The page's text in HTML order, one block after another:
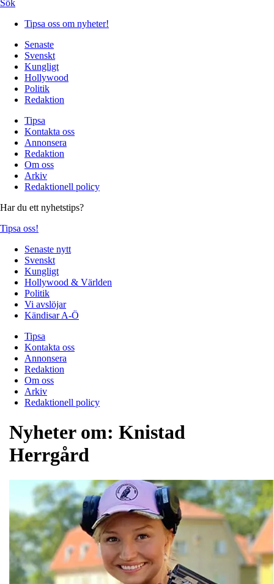
Sök
Tipsa oss om nyheter!
Senaste
Svenskt
Kungligt
Hollywood
Politik
Redaktion
Tipsa
Kontakta oss
Annonsera
Redaktion
Om oss
Arkiv
Redaktionell policy
Har du ett nyhetstips?
Tipsa oss!
Senaste nytt
Svenskt
Kungligt
Hollywood & Världen
Politik
Vi avslöjar
Kändisar A-Ö
Tipsa
Kontakta oss
Annonsera
Redaktion
Om oss
Arkiv
Redaktionell policy
Nyheter om: Knistad
Herrgård